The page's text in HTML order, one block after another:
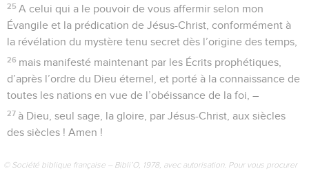
25 A celui qui a le pouvoir de vous affermir selon mon
Évangile et la prédication de Jésus-Christ, conformément à
la révélation du mystère tenu secret dès l’origine des temps,
26 mais manifesté maintenant par les Écrits prophétiques,
d’après l’ordre du Dieu éternel, et porté à la connaissance de
toutes les nations en vue de l’obéissance de la foi, –
27 à Dieu, seul sage, la gloire, par Jésus-Christ, aux siècles
des siècles ! Amen !
© Société biblique française – Bibli’O, 1978, avec autorisation. Pour vous procurer